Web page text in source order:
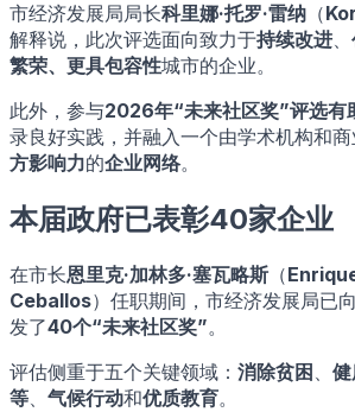
市经济发展局局长科里娜·托罗·雷纳 （
解释说，此次评选面向致力于持续改进、
繁荣、更具包容性城市的企业。
此外，参与2026年“未来社区奖”评选有
录良好实践，并融入一个由学术机构和
方影响力的企业网络。
本届政府已表彰40家企业
在市长恩里克·加林多·塞瓦略斯（
Ceballos）任职期间，市经济发展局已
发了40个“未来社区奖”。
评估侧重于五个关键领域： 消除贫困 、
等、 气候行动和优质教育。